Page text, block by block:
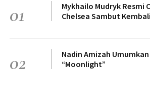
01
Mykhailo Mudryk Resmi
Chelsea Sambut
02
Nadin Amizah
“Moonlight”